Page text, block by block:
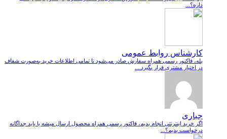
داره؟...
کارشناس روابط عمومی
بله، فاکتور رسمی همراه سفارش صادر می‌شود تا تمامی اطلاعات خرید به‌صورت شفاف
در اختیار مشتری قرار بگیرد....
جباری
اگر خرید اینترنتی انجام بدیم، فاکتور رسمی همراه محصول ارسال میشه یا باید جداگانه
درخواست بدیم؟...